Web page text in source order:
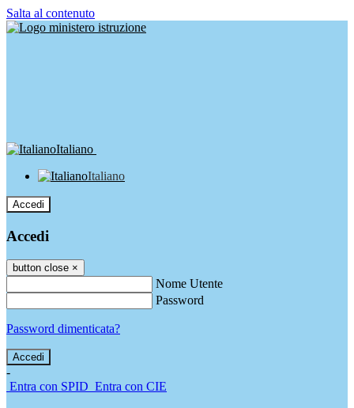
Salta al contenuto
Italiano
Italiano
Accedi
Accedi
button close ×
Nome Utente
Password
Password dimenticata?
-
Entra con SPID Entra con CIE